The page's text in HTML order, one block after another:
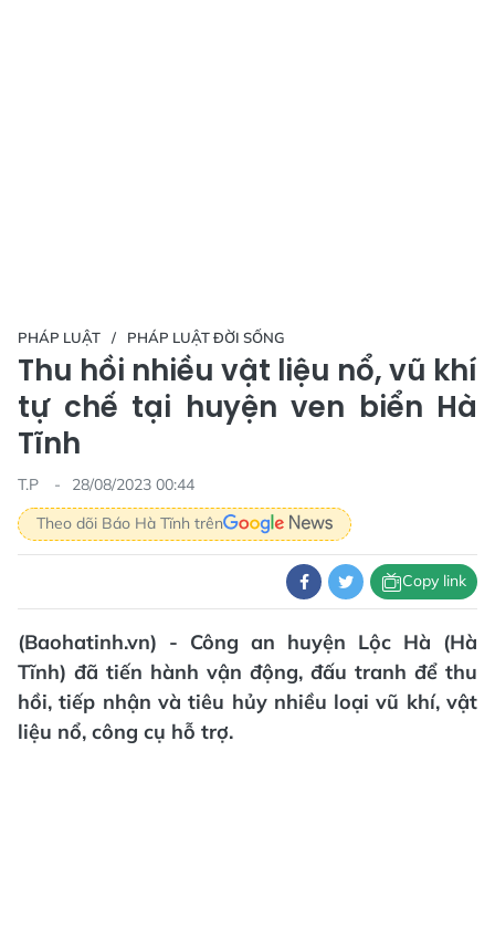
PHÁP LUẬT PHÁP LUẬT ĐỜI SỐNG
Thu hồi nhiều vật liệu nổ, vũ khí
tự chế tại huyện ven biển Hà
Tĩnh
T.P
28/08/2023 00:44
Theo dõi Báo Hà Tĩnh trên
Copy link
(Baohatinh.vn) - Công an huyện Lộc Hà (Hà
Tĩnh) đã tiến hành vận động, đấu tranh để thu
hồi, tiếp nhận và tiêu hủy nhiều loại vũ khí, vật
liệu nổ, công cụ hỗ trợ.